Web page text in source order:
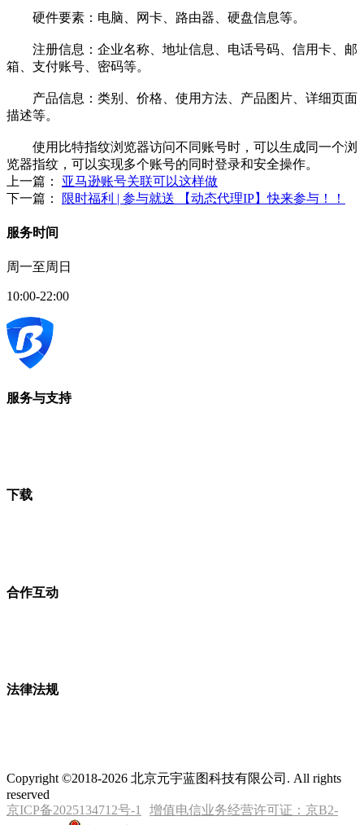
硬件要素：电脑、网卡、路由器、硬盘信息等。
注册信息：企业名称、地址信息、电话号码、信用卡、邮
箱、支付账号、密码等。
产品信息：类别、价格、使用方法、产品图片、详细页面
描述等。
使用比特指纹浏览器访问不同账号时，可以生成同一个浏
览器指纹，可以实现多个账号的同时登录和安全操作。
上一篇： 亚马逊账号关联可以这样做
下一篇：
限时福利 | 参与就送 【动态代理IP】快来参与！！
服务时间
周一至周日
10:00-22:00
服务与支持
下载
合作互动
法律法规
Copyright ©2018-2026 北京元宇蓝图科技有限公司. All rights
reserved
京ICP备2025134712号-1
增值电信业务经营许可证：京B2-